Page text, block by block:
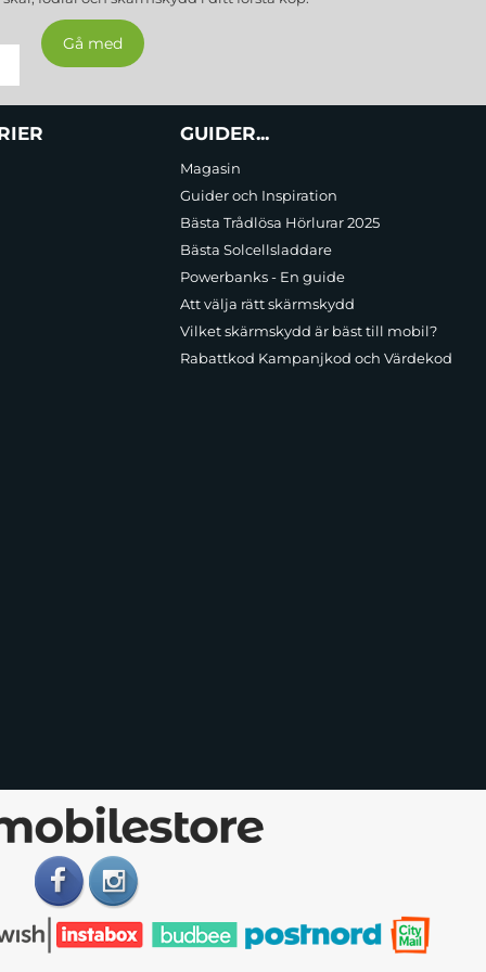
GUIDER...
Magasin
Guider och Inspiration
Bästa Trådlösa Hörlurar 2025
Bästa Solcellsladdare
Powerbanks - En guide
Att välja rätt skärmskydd
Vilket skärmskydd är bäst till mobil?
Rabattkod Kampanjkod och Värdekod